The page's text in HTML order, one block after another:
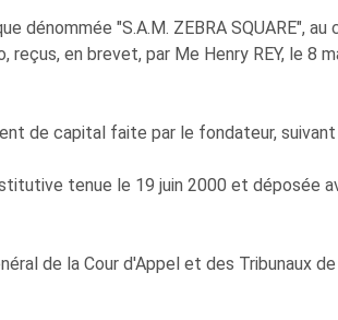
dénommée "S.A.M. ZEBRA SQUARE",
en brevet, par Me Henry REY, le
de capital faite par le fondateur,
tenue le 19 juin 2000 et déposée
de la Cour d'Appel et des Tribunaux